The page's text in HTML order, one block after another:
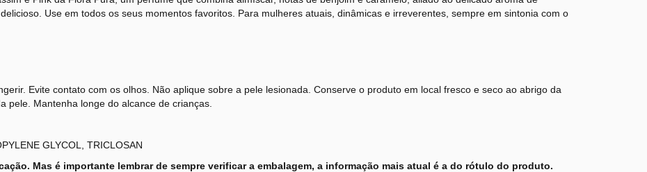
Use em todos os seus momentos favoritos. Para mulheres atuais, dinâmicas e irreverentes, sempre em sintonia com o
Evite contato com os olhos. Não aplique sobre a pele lesionada. Conserve o produto em local fresco e seco ao abrigo da
pele. Mantenha longe do alcance de crianças.
GLYCOL, TRICLOSAN
Mas é importante lembrar de sempre verificar a embalagem, a informação mais atual é a do rótulo do produto.